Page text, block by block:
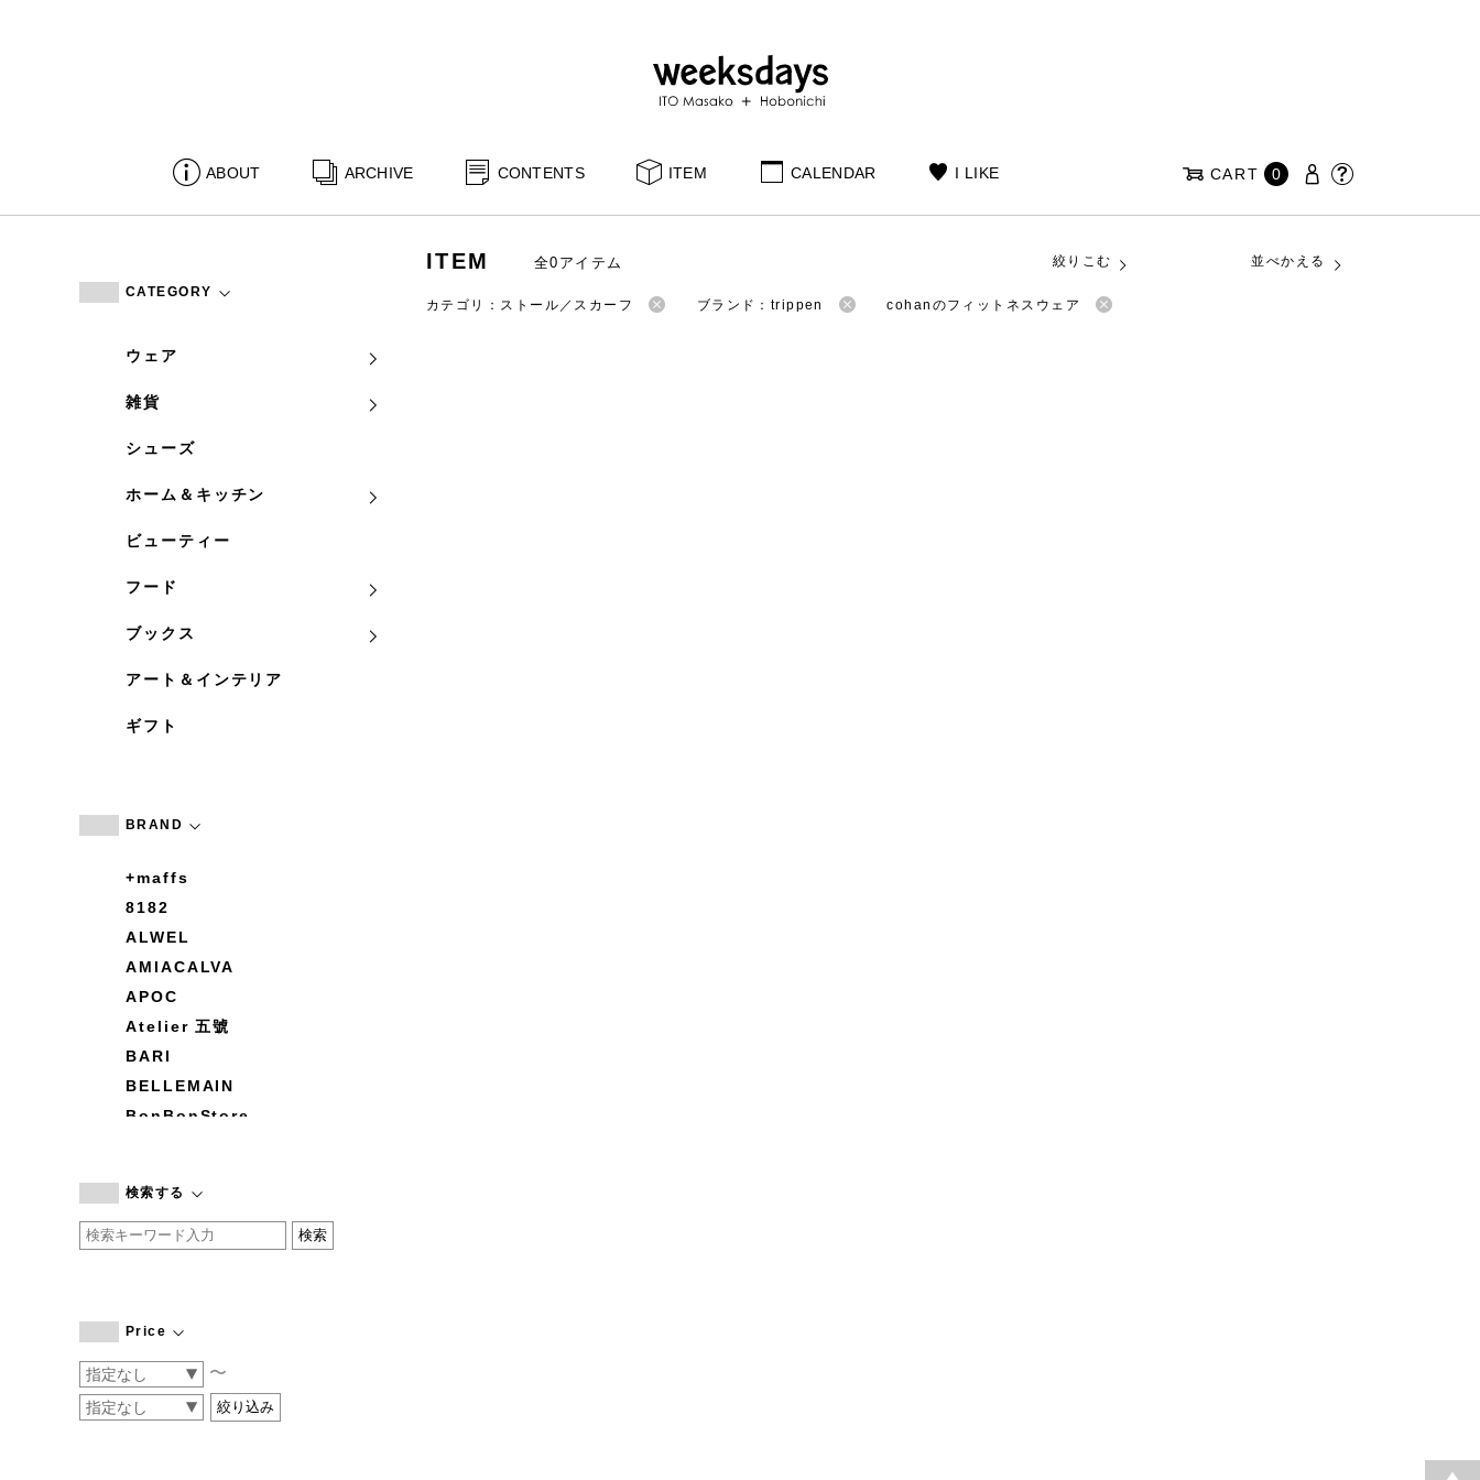
ABOUT ARCHIVE CONTENTS ITEM CALENDAR I LIKE CART 0
CATEGORY
ウェア
雑貨
シューズ
ホーム＆キッチン
ビューティー
フード
ブックス
アート＆インテリア
ギフト
BRAND
+maffs
8182
ALWEL
AMIACALVA
APOC
Atelier 五號
BARI
BELLEMAIN
BonBonStore
by basics
CATWORTH
COGTHEBIGSMOKE
CONVERSE
DEAN & DELUCA
検索する
Price
〜
ITEM 全0アイテム 絞りこむ 並べかえる
カテゴリ：ストール／スカーフ ブランド：trippen cohanのフィットネスウェア